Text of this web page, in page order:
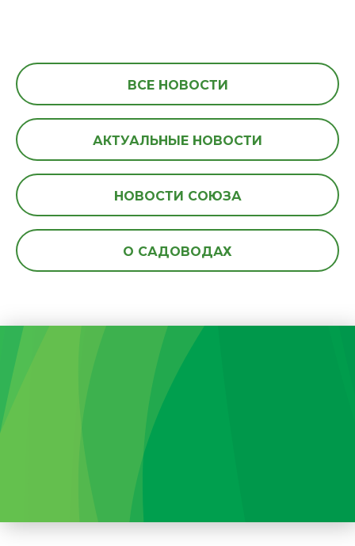
ВСЕ НОВОСТИ
АКТУАЛЬНЫЕ НОВОСТИ
НОВОСТИ СОЮЗА
О САДОВОДАХ